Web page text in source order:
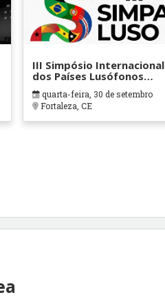
III Simpósio Internacional
dos Países Lusófonos
(SIMPALUSO)
quarta-feira, 30 de setembro
Fortaleza, CE